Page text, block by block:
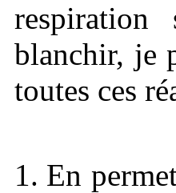
respiration
blanchir, je
toutes ces
En